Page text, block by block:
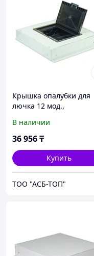
Крышка опалубки для
лючка 12 мод.,
В наличии
36 956₸
Купить
ТОО "АСБ-ТОП"